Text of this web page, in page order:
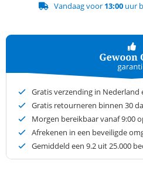
Vandaag voor 13:00 uur
Gratis verzending in Nederland
Gratis retourneren binnen 30
Morgen bereikbaar vanaf 9:00
Afrekenen in een beveiligde
Gemiddeld een 9.2 uit 25.000